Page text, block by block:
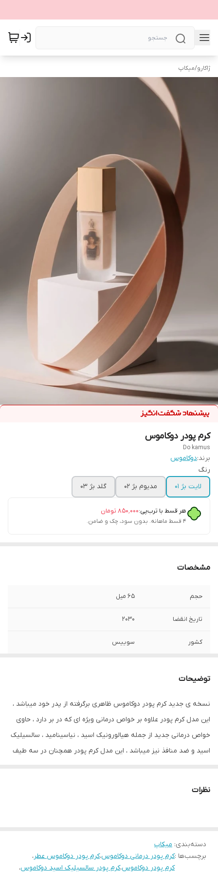
ژاکارو/میکاپ
کرم پودر دوکاموس
Do kamus
برند:دوکاموس
رنگ
لایت بژ 01
مدیوم بژ 02 گلد بژ 03
هر قسط با ترب‌پی:۸۵۰٬۰۰۰ تومان
۴ قسط ماهانه. بدون سود، چک و ضامن.
مشخصات
حجم ۶۵ میل
تاریخ انقضا ۲۰۳۰
کشور سوییس
توضیحات
نسخه ی جدید کرم پودر دوکاموس ظاهری برگرفته از پدر خود میباشد ،
این مدل کرم پودر علاوه بر خواص درمانی ویژه ای که در بر دارد ، حاوی
خواص درمانی جدید از جمله هیالورونیک اسید ، نیاسینامید ، سالسیلیک
اسید و ضد منافذ نیز میباشد ، این مدل کرم پودر همچنان در سه طیف
ایران توزیع گردیده است ، کرم پودر درمانی دوکاموس حاوی ضد آفتاب
همچنین ضد چروک پوست و سفت کننده پوست صورت و اطراف چشم
نیز میباشد ، این نسخه ی جدید مجهز به رتینول به جهت سفت کردن
نظرات
دسته‌بندی: میکاپ
برچسب‌ها :کرم پودر درمانی دوکاموس،کرم پودر دوکاموس عطر،
کرم پودر دوکاموس،کرم پودر سالسیلیک اسید دوکاموس،